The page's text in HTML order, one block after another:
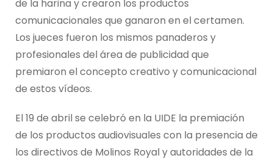
de la harina y crearon los productos
comunicacionales que ganaron en el certamen.
Los jueces fueron los mismos panaderos y
profesionales del área de publicidad que
premiaron el concepto creativo y comunicacional
de estos vídeos.
El 19 de abril se celebró en la UIDE la premiación
de los productos audiovisuales con la presencia de
los directivos de Molinos Royal y autoridades de la